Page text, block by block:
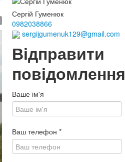
Сергій Гуменюк
0982038866
sergijgumenuk129@gmail.com
Відправити
повідомлення
Ваше ім'я
Ваш телефон *